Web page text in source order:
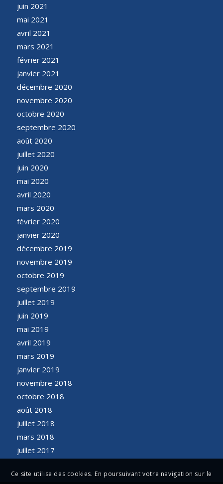
juin 2021
mai 2021
avril 2021
mars 2021
février 2021
janvier 2021
décembre 2020
novembre 2020
octobre 2020
septembre 2020
août 2020
juillet 2020
juin 2020
mai 2020
avril 2020
mars 2020
février 2020
janvier 2020
décembre 2019
novembre 2019
octobre 2019
septembre 2019
juillet 2019
juin 2019
mai 2019
avril 2019
mars 2019
janvier 2019
novembre 2018
octobre 2018
août 2018
juillet 2018
mars 2018
juillet 2017
Ce site utilise des cookies. En poursuivant votre navigation sur le